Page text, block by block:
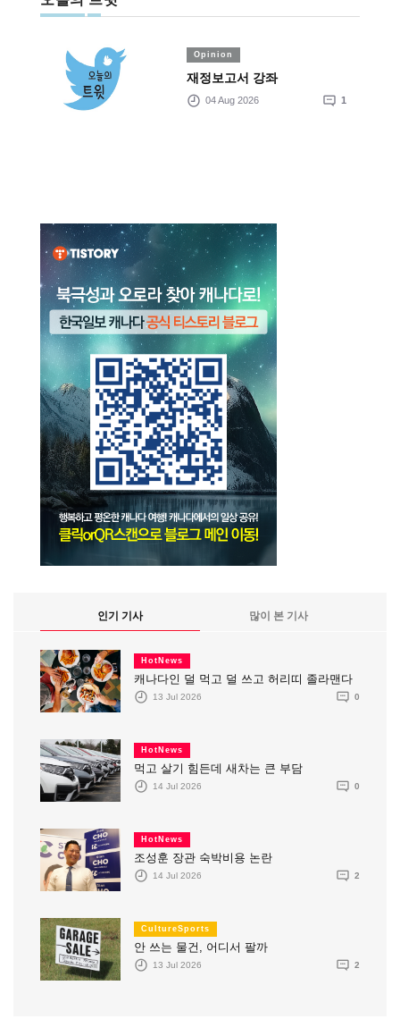
Opinion
재정보고서 강좌
04 Aug 2026 1
인기 기사 많이 본 기사
HotNews
캐나다인 덜 먹고 덜 쓰고 허리띠 졸라맨다
13 Jul 2026 0
HotNews
먹고 살기 힘든데 새차는 큰 부담
14 Jul 2026 0
HotNews
조성훈 장관 숙박비용 논란
14 Jul 2026 2
CultureSports
안 쓰는 물건, 어디서 팔까
13 Jul 2026 2